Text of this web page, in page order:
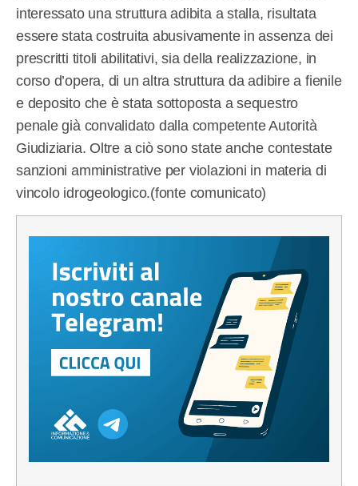
interessato una struttura adibita a stalla, risultata
essere stata costruita abusivamente in assenza dei
prescritti titoli abilitativi, sia della realizzazione, in
corso d’opera, di un altra struttura da adibire a fienile
e deposito che è stata sottoposta a sequestro
penale già convalidato dalla competente Autorità
Giudiziaria. Oltre a ciò sono state anche contestate
sanzioni amministrative per violazioni in materia di
vincolo idrogeologico.(fonte comunicato)